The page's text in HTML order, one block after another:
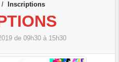
Inscriptions
de 09h30 à 15h30